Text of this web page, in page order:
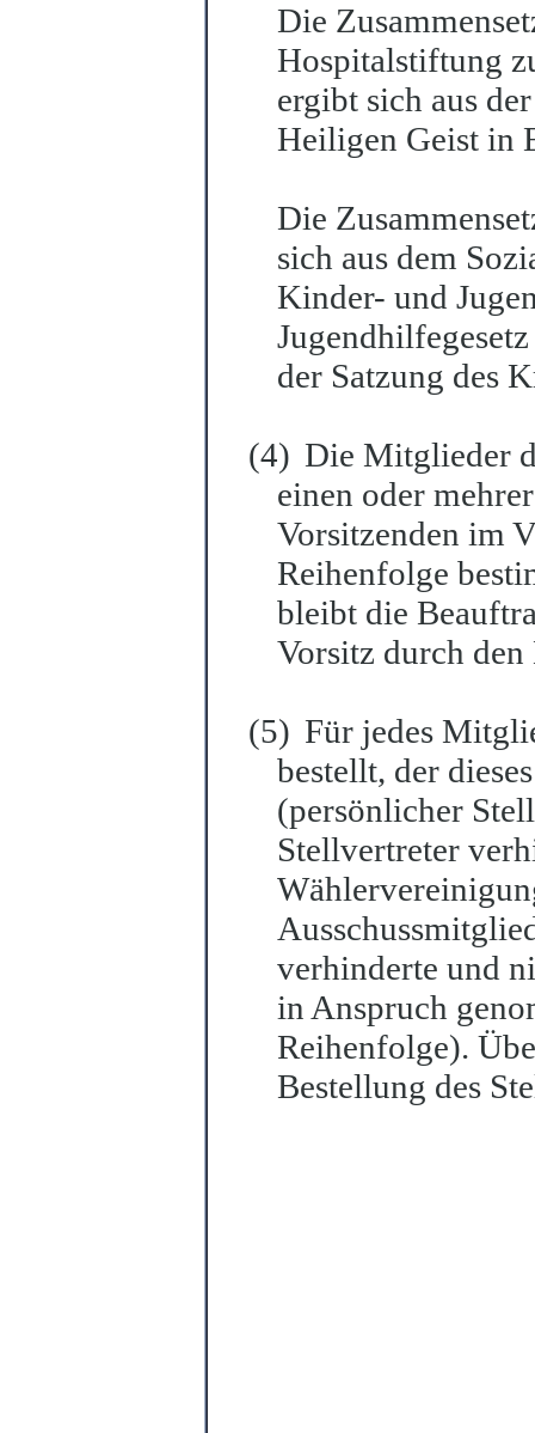
Die
Hospitalstiftung
ergibt sich aus
Heiligen Geist in
Die
sich aus dem
Kinder- und
Ju
der Satzung des
(4) Die Mitglieder
einen oder
Vorsitzenden im
Reihenfolge
bleibt die
Vorsitz durch den
(5) Für jedes
bestellt, der
(persönlicher
Stellvertreter
verhinderte und
in Anspruch
Reihenfolge).
Bestellung des